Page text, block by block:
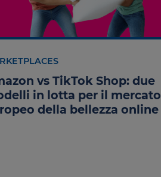
vs TikTok Shop: due
in lotta per il mercato
della bellezza online